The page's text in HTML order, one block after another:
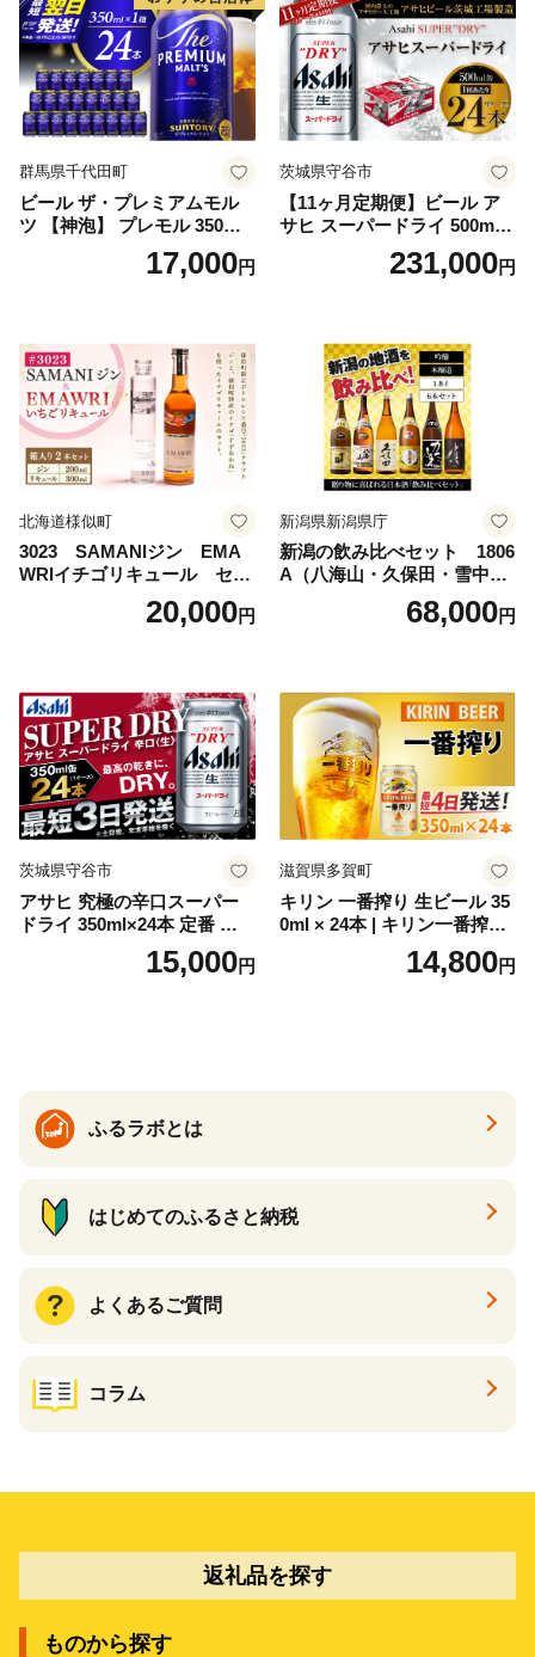
群馬県千代田町
ビール ザ・プレミアムモル
ツ 【神泡】 プレモル 350ml
× 24本 サントリー〈天然水の
ビール工場〉群馬※沖縄・離
17,000円
茨城県守谷市
【11ヶ月定期便】ビール ア
サヒ スーパードライ 500ml 2
4本 1ケース×11ヶ月 | アサヒ
ビール 究極の辛口 酒 お酒 ア
uper dry 11回 缶ビール 缶 ギ
フト 内祝い 茨城県守谷市 送
料無料
231,000円
北海道様似町
3023 SAMANIジン EMA
WRIイチゴリキュール セッ
ト（箱入り）【大人の味 酒
お酒 洋酒 スピリッツ クラフ
セット 詰め合わせ カクテル
ソーダ割り アルコール ロッ
ク ソーダ ジントニック 】
20,000円
新潟県新潟県庁
新潟の飲み比べセット 1806
A（八海山・久保田・雪中
梅・越乃寒梅・かたふね・千
68,000円
茨城県守谷市
アサヒ 究極の辛口スーパー
ドライ 350ml×24本 定番 ビー
ル 缶ビール 酒 お酒 アルコー
15,000円
滋賀県多賀町
キリン 一番搾り 生ビール 35
0ml × 24本 | キリン一番搾り
キリンビール 一番搾り ビー
ル 24缶 きりんいちばんしぼ
14,800円
ふるラボとは
はじめてのふるさと納税
よくあるご質問
コラム
返礼品を探す
ものから探す